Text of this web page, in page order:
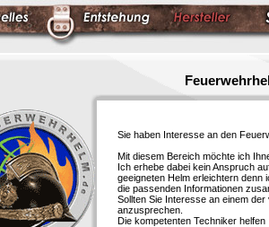
Sie haben Interesse an den
Mit diesem Bereich möchte ich
Ich erhebe dabei kein Anspruch
geeigneten Helm erleichtern
die passenden Informationen
Sollten Sie Interesse an einem
anzusprechen.
Die kompetenten Techniker